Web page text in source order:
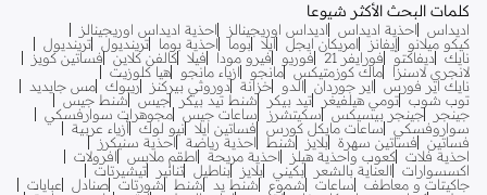
كلمات البحث الأكثر شيوعا
اديداس احذية اديداس اديداس اوريجينالز
احذية اديداس اوريجينالز
كيكو ميلانو
إيفانز امريكان ايجل ايلا بوما احذية بوما ترينديول ترينديول
نايك ديفاكتو فورايفر 21 فوريو فيرو مودا فيلا كالفن كلاين فساتين كويز
لانجري لاسنزا
ماك كوزمتيكس مانجو ازياء مانجو
هيا كلوزيت
نايك اير فورس
اير جوردان الدو خزانة دوروثي بيركنز ريبوك مس جايديد
توب شوب تومي هيلفيغر تيد بيكر شنط تيد بيكر جيس
شنط جيس
جينجر
جينجر بيسيكس سكيتشرز ساعات جيس مجوهرات سوارفسكي
سواروفسكي
ساعات مايكل كورس فساتين ايلا نيو لوك أزياء عربية
فساتين
فساتين سهرة بلايز شنط احذية رياضة
احذية سنيكرز
احذية فلات كعوب واحذية هيلز احذية مريحة اطقم ملابس
افرولات
اكسسوارات
العناية بالشعر بكيني بلايز بناطيل تنانير
تيشيرتات
جاكيتات و معاطف
ساعات شموع شنط يد شنط شورتات صنادل
عبايات